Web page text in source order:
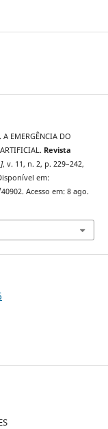
EMERGÊNCIA DO
Revista
, v. 11, n. 2, p. 229–242,
em:
Acesso em: 8 ago.